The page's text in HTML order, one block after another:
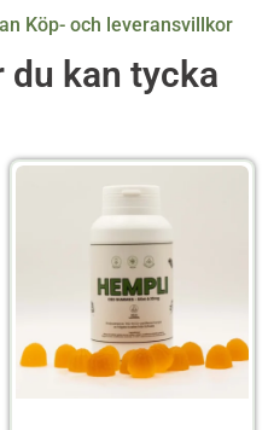
Köp- och leveransvillkor
du kan tycka